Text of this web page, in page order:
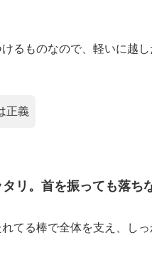
るものなので、軽いに越
正義
リ。首を振っても落ち
てる棒で全体を支え、しっ